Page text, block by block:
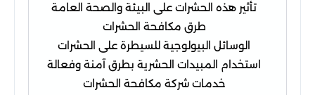
تأثير هذه الحشرات على البيئة والصحة العامة
طرق مكافحة الحشرات
الوسائل البيولوجية للسيطرة على الحشرات
استخدام المبيدات الحشرية بطرق آمنة وفعالة
خدمات شركة مكافحة الحشرات